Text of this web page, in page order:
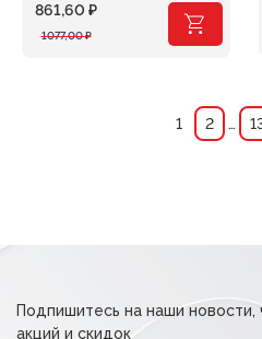
1077,00₽
Первоначальная
861,60 ₽
Текущая
1 2 …
Подпишитесь на наши новости,
акций и скидок